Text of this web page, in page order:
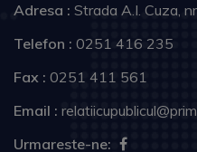
Adresa : Strada A.I. Cuza,
Telefon : 0251 416 235
Fax : 0251 411 561
Email :
Urmareste-ne: